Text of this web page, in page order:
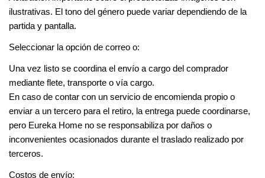
ilustrativas. El tono del género puede variar dependiendo de la
partida y pantalla.
Seleccionar la opción de correo o:
Una vez listo se coordina el envío a cargo del comprador
mediante flete, transporte o vía cargo.
En caso de contar con un servicio de encomienda propio o
enviar a un tercero para el retiro, la entrega puede coordinarse,
pero Eureka Home no se responsabiliza por daños o
inconvenientes ocasionados durante el traslado realizado por
terceros.
Costos de envío: